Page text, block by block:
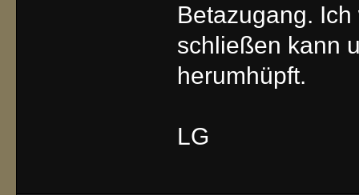
Betazugang.
schließen kann
herumhüpft.
LG